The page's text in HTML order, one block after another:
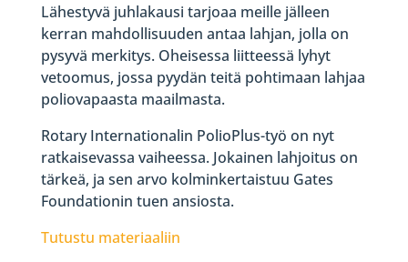
Lähestyvä juhlakausi tarjoaa meille jälleen
kerran mahdollisuuden antaa lahjan, jolla on
pysyvä merkitys. Oheisessa liitteessä lyhyt
vetoomus, jossa pyydän teitä pohtimaan lahjaa
poliovapaasta maailmasta.
Rotary Internationalin PolioPlus-työ on nyt
ratkaisevassa vaiheessa. Jokainen lahjoitus on
tärkeä, ja sen arvo kolminkertaistuu Gates
Foundationin tuen ansiosta.
Tutustu materiaaliin